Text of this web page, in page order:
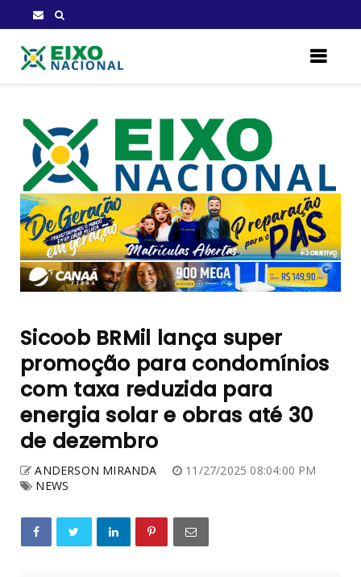
Sicoob BRMil lança super
promoção para condomínios
com taxa reduzida para
energia solar e obras até 30
de dezembro
ANDERSON MIRANDA
11/27/2025 08:04:00 PM
NEWS